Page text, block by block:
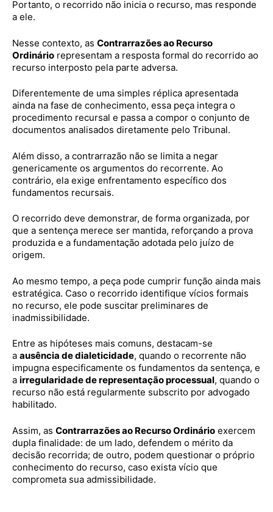
Portanto, o recorrido não inicia o recurso, mas responde
a ele.
Nesse contexto, as Contrarrazões ao Recurso
Ordinário representam a resposta formal do recorrido ao
recurso interposto pela parte adversa.
Diferentemente de uma simples réplica apresentada
ainda na fase de conhecimento, essa peça integra o
procedimento recursal e passa a compor o conjunto de
documentos analisados diretamente pelo Tribunal.
Além disso, a contrarrazão não se limita a negar
genericamente os argumentos do recorrente. Ao
contrário, ela exige enfrentamento específico dos
fundamentos recursais.
O recorrido deve demonstrar, de forma organizada, por
que a sentença merece ser mantida, reforçando a prova
produzida e a fundamentação adotada pelo juízo de
origem.
Ao mesmo tempo, a peça pode cumprir função ainda mais
estratégica. Caso o recorrido identifique vícios formais
no recurso, ele pode suscitar preliminares de
inadmissibilidade.
Entre as hipóteses mais comuns, destacam-se
a ausência de dialeticidade, quando o recorrente não
impugna especificamente os fundamentos da sentença, e
a irregularidade de representação processual, quando o
recurso não está regularmente subscrito por advogado
habilitado.
Assim, as Contrarrazões ao Recurso Ordinário exercem
dupla finalidade: de um lado, defendem o mérito da
decisão recorrida; de outro, podem questionar o próprio
conhecimento do recurso, caso exista vício que
comprometa sua admissibilidade.